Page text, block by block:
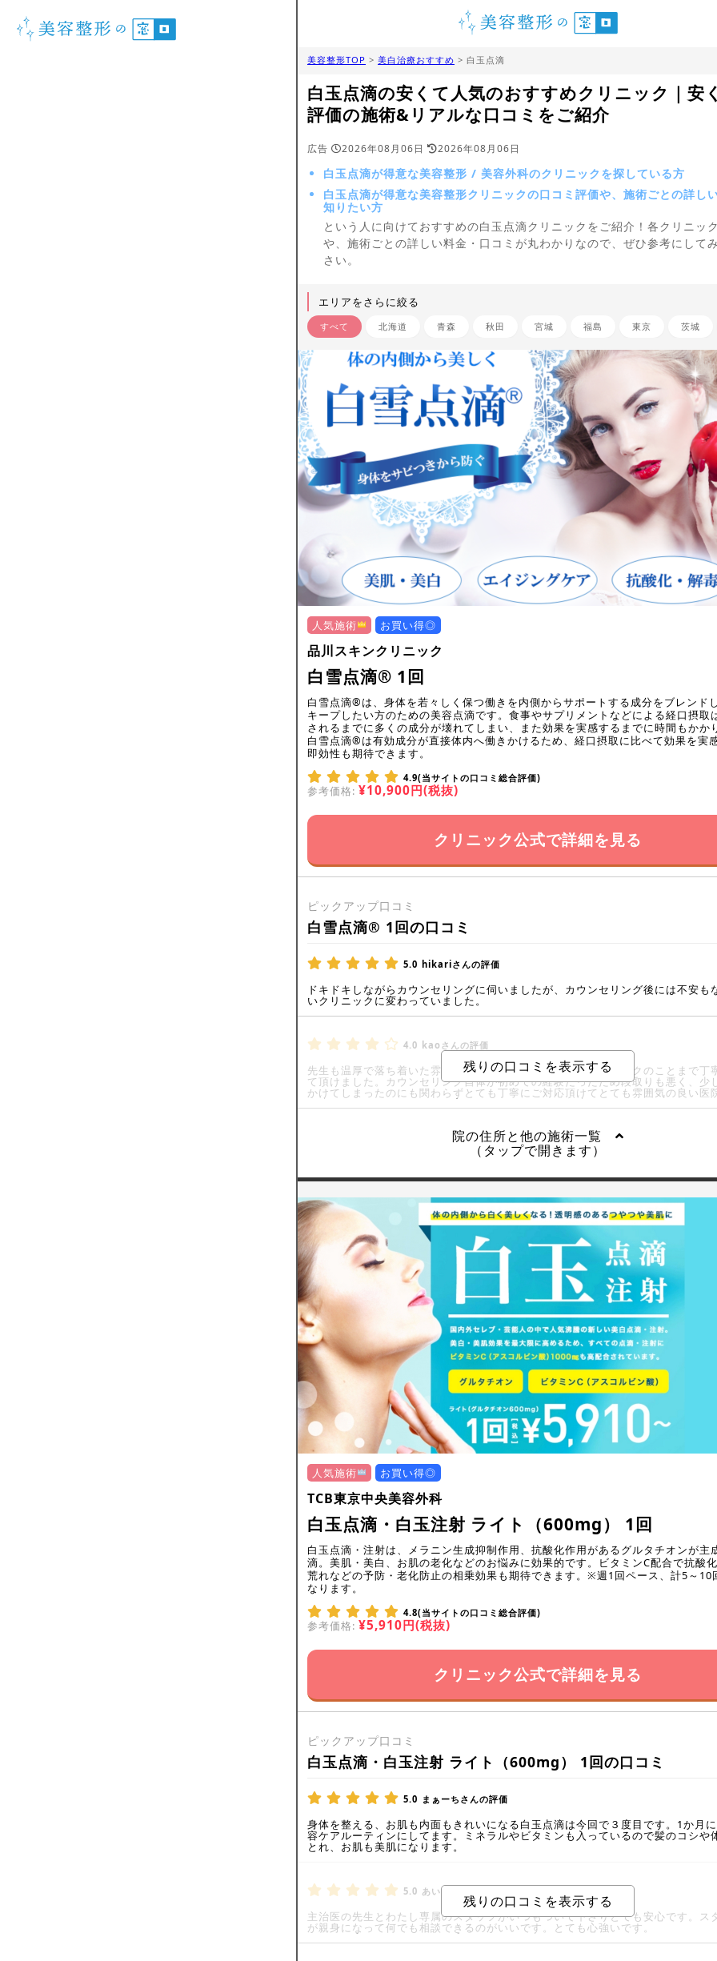
美容整形TOP > 美白治療おすすめ > 白玉点滴
白玉点滴の安くて人気のおすすめクリニック｜安
評価の施術&リアルな口コミをご紹介
広告 2026年08月06日 2026年08月06日
白玉点滴が得意な美容整形 / 美容外科のクリニックを探している方
白玉点滴が得意な美容整形クリニックの口コミ評価や、施術ごとの詳し
知りたい方
という人に向けておすすめの白玉点滴クリニックをご紹介！各クリニッ
や、施術ごとの詳しい料金・口コミが丸わかりなので、ぜひ参考にして
さい。
エリアをさらに絞る
すべて 北海道 青森 秋田 宮城 福島 東京 茨城
人気施術 お買い得◎
品川スキンクリニック
白雪点滴® 1回
白雪点滴®は、身体を若々しく保つ働きを内側からサポートする成分をブレンド
キープしたい方のための美容点滴です。食事やサプリメントなどによる経口摂取
されるまでに多くの成分が壊れてしまい、また効果を実感するまでに時間もかか
白雪点滴®は有効成分が直接体内へ働きかけるため、経口摂取に比べて効果を実
即効性も期待できます。
4.9(当サイトの口コミ総合評価)
参考価格: ¥10,900円(税抜)
クリニック公式で詳細を見る
ピックアップ口コミ
白雪点滴® 1回の口コミ
5.0 hikariさんの評価
ドキドキしながらカウンセリングに伺いましたが、カウンセリング後には不安も
いクリニックに変わっていました。
4.0 kaoさんの評価
先生も温厚で落ち着いた雰囲気の方で、詳しく様々なことやリスクのことまで丁
て頂けました。カウンセリング自体が初めての経験だったため段取りも悪く、少
かけてしまったのにも関わらずとても丁寧にご対応頂けてとても雰囲気の良い医
院の住所と他の施術一覧
（タップで開きます）
人気施術 お買い得◎
TCB東京中央美容外科
白玉点滴・白玉注射 ライト（600mg） 1回
白玉点滴・注射は、メラニン生成抑制作用、抗酸化作用があるグルタチオンが主
滴。美肌・美白、お肌の老化などのお悩みに効果的です。ビタミンC配合で抗酸
荒れなどの予防・老化防止の相乗効果も期待できます。※週1回ペース、計5～10
なります。
4.8(当サイトの口コミ総合評価)
参考価格: ¥5,910円(税抜)
クリニック公式で詳細を見る
ピックアップ口コミ
白玉点滴・白玉注射 ライト（600mg） 1回の口コミ
5.0 まぁーちさんの評価
身体を整える、お肌も内面もきれいになる白玉点滴は今回で３度目です。1か月
容ケアルーティンにしてます。ミネラルやビタミンも入っているので髪のコシや
とれ、お肌も美肌になります。
5.0 あいすくりぃむさんの評価
主治医の先生とわたし専属のスタッフがいつもついて下さりとても安心です。ス
が親身になって何でも相談できるのがいいです。とても心強いです。